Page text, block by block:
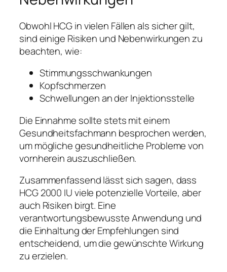
Obwohl HCG in vielen Fällen als sicher gilt,
sind einige Risiken und Nebenwirkungen zu
beachten, wie:
Stimmungsschwankungen
Kopfschmerzen
Schwellungen an der Injektionsstelle
Die Einnahme sollte stets mit einem
Gesundheitsfachmann besprochen werden,
um mögliche gesundheitliche Probleme von
vornherein auszuschließen.
Zusammenfassend lässt sich sagen, dass
HCG 2000 IU viele potenzielle Vorteile, aber
auch Risiken birgt. Eine
verantwortungsbewusste Anwendung und
die Einhaltung der Empfehlungen sind
entscheidend, um die gewünschte Wirkung
zu erzielen.